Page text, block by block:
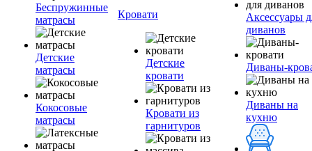
Беспружинные
матрасы
Детские
матрасы
Кокосовые
матрасы
Кровати
Детские
кровати
Кровати из
гарнитуров
Аксессуары
диванов
Диваны-
Диваны на
кухню